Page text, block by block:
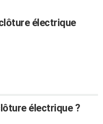
électrique
électrique ?